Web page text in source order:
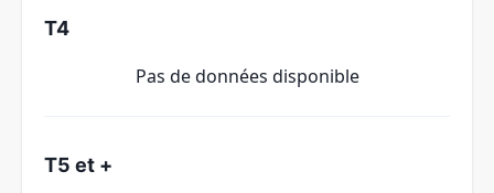
T4
Pas de données disponible
T5 et +